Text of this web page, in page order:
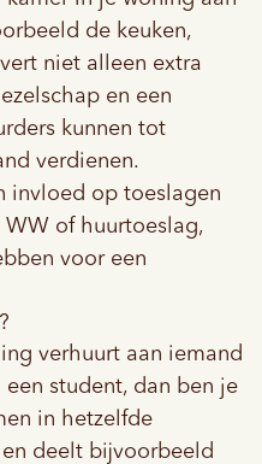
de keuken,
niet alleen extra
en een
kunnen tot
verdienen.
invloed op toeslagen
of huurtoeslag,
voor een
verhuurt aan iemand
student, dan ben je
in hetzelfde
deelt bijvoorbeeld